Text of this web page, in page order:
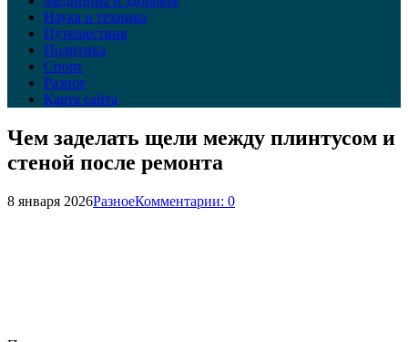
Наука и техника
Путешествия
Политика
Спорт
Разное
Карта сайта
Чем заделать щели между плинтусом и
стеной после ремонта
8 января 2026РазноеКомментарии: 0